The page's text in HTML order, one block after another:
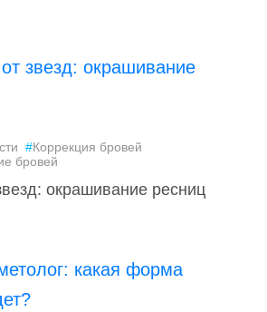
#Коррекция бровей
бровей
окрашивание ресниц